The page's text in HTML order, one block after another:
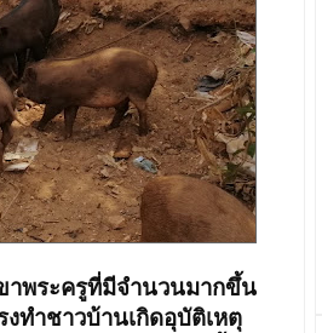
าพระครูที่มีจำนวนมากขึ้น
งทำชาวบ้านเกิดอุบัติเหตุ